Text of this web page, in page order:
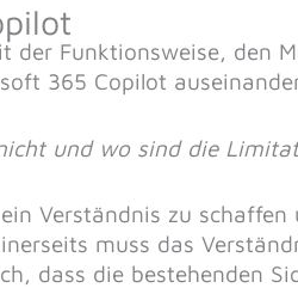
der Funktionsweise, den
365 Copilot
und wo sind die
Verständnis zu
muss das
dass die bestehenden